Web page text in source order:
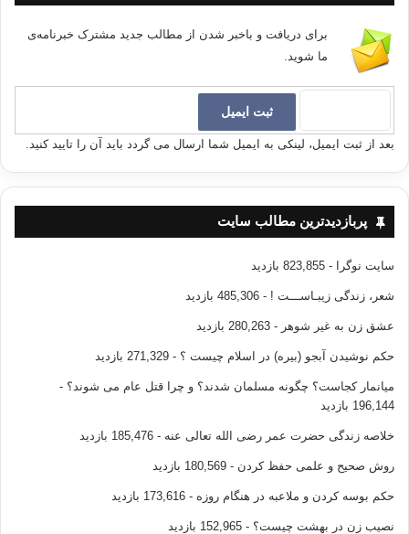
برای دریافت و باخبر شدن از مطالب جدید مشترک خبرنامه‌ی
ما شوید.
بعد از ثبت ایمیل، لینکی به ایمیل شما ارسال می گردد باید آن را تایید کنید.
پربازدیدترین مطالب سایت
سایت نوگرا - 823,855 بازدید
شعر، زندگی زیبـاســـت ! - 485,306 بازدید
عشق زن به غیر شوهر - 280,263 بازدید
حکم نوشیدن آبجو (بیره) در اسلام چیست ؟ - 271,329 بازدید
میانمار کجاست؟ چگونه مسلمان شدند؟ و چرا قتل عام می شوند؟ -
196,144 بازدید
خلاصه زندگی حضرت عمر رضی الله تعالی عنه - 185,476 بازدید
روش صحیح و علمی حفظ کردن - 180,569 بازدید
حکم بوسه کردن و ملاعبه در هنگام روزه - 173,616 بازدید
نصیب زن در بهشت چیست؟ - 152,965 بازدید